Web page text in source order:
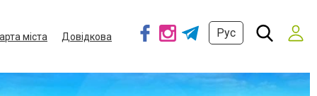
міста
Довідкова
Рус